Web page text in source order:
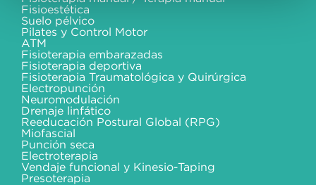
Fisioestética
Suelo pélvico
Pilates y Control Motor
ATM
Fisioterapia embarazadas
Fisioterapia deportiva
Fisioterapia Traumatológica y Quirúrgica
Electropunción
Neuromodulación
Drenaje linfático
Reeducación Postural Global (RPG)
Miofascial
Punción seca
Electroterapia
Vendaje funcional y Kinesio-Taping
Presoterapia